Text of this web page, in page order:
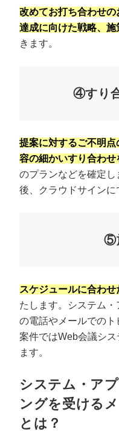
改めてお打ち合わせの
達成に向けた戦略、施
きます。
④すり
提案に対するご不明
容の細かいすり合わせ
のプランなどを確定
後、クラウドサインに
⑤
スケジュールに合わ
たします。システム
の電話やメールでの
案件ではWeb会議シ
ます。
システム・ア
ングを受ける
とは？